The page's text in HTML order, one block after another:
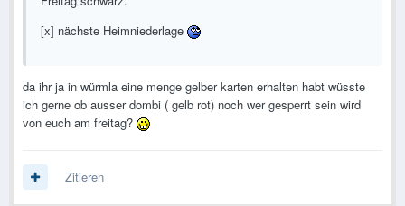
[x] nächste Heimniederlage
da ihr ja in würmla eine menge gelber karten erhalten habt wüsste
ich gerne ob ausser dombi ( gelb rot) noch wer gesperrt sein wird
von euch am freitag?
Zitieren